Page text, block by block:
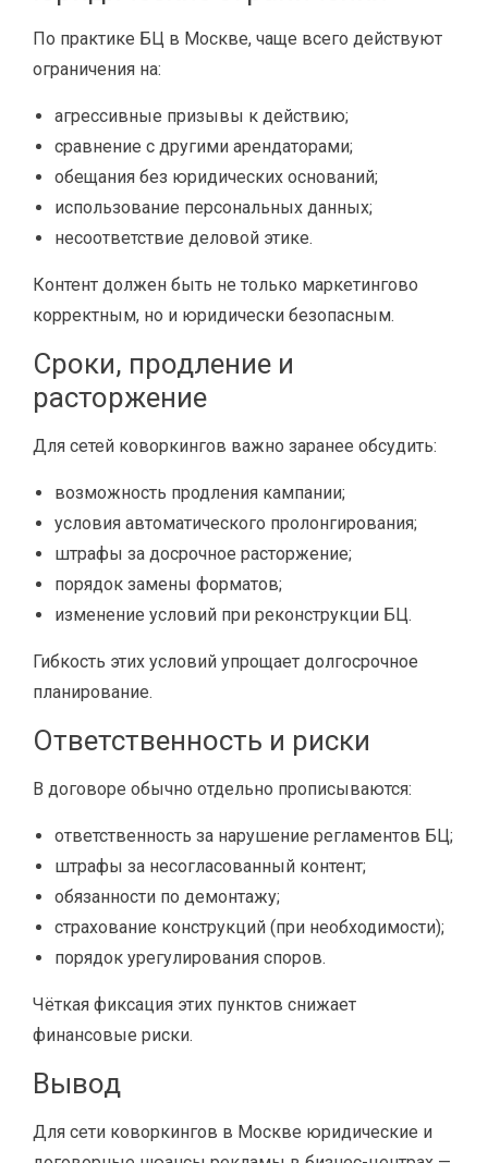
По практике БЦ в Москве, чаще всего действуют
ограничения на:
агрессивные призывы к действию;
сравнение с другими арендаторами;
обещания без юридических оснований;
использование персональных данных;
несоответствие деловой этике.
Контент должен быть не только маркетингово
корректным, но и юридически безопасным.
Сроки, продление и
расторжение
Для сетей коворкингов важно заранее обсудить:
возможность продления кампании;
условия автоматического пролонгирования;
штрафы за досрочное расторжение;
порядок замены форматов;
изменение условий при реконструкции БЦ.
Гибкость этих условий упрощает долгосрочное
планирование.
Ответственность и риски
В договоре обычно отдельно прописываются:
ответственность за нарушение регламентов БЦ;
штрафы за несогласованный контент;
обязанности по демонтажу;
страхование конструкций (при необходимости);
порядок урегулирования споров.
Чёткая фиксация этих пунктов снижает
финансовые риски.
Вывод
Для сети коворкингов в Москве юридические и